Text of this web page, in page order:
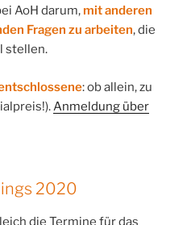
AoH darum, mit anderen
Fragen zu arbeiten, die
stellen.
: ob allein, zu
Anmeldung über
2020